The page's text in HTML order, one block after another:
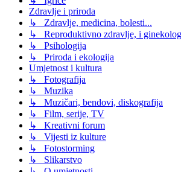
Zdravlje i priroda
↳ Zdravlje, medicina, bolesti...
↳ Reproduktivno zdravlje, i
↳ Psihologija
↳ Priroda i ekologija
Umjetnost i kultura
↳ Fotografija
↳ Muzika
↳ Muzičari, bendovi, diskografija
↳ Film, serije, TV
↳ Kreativni forum
↳ Vijesti iz kulture
↳ Fotostorming
↳ Slikarstvo